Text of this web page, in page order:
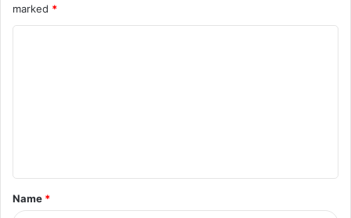
marked *
t
*
Name *